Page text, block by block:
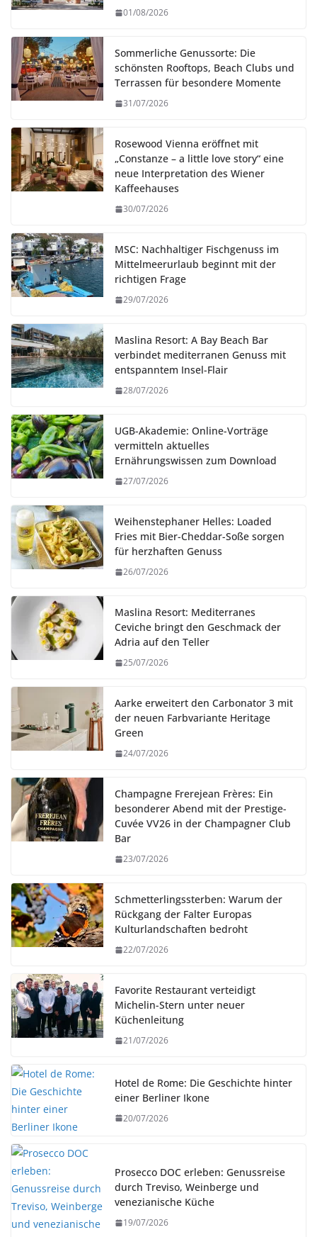
01/08/2026
Sommerliche Genussorte: Die
schönsten Rooftops, Beach Clubs und
Terrassen für besondere Momente
31/07/2026
Rosewood Vienna eröffnet mit
„Constanze – a little love story“ eine
neue Interpretation des Wiener
Kaffeehauses
30/07/2026
MSC: Nachhaltiger Fischgenuss im
Mittelmeerurlaub beginnt mit der
richtigen Frage
29/07/2026
Maslina Resort: A Bay Beach Bar
verbindet mediterranen Genuss mit
entspanntem Insel-Flair
28/07/2026
UGB-Akademie: Online-Vorträge
vermitteln aktuelles
Ernährungswissen zum Download
27/07/2026
Weihenstephaner Helles: Loaded
Fries mit Bier-Cheddar-Soße sorgen
für herzhaften Genuss
26/07/2026
Maslina Resort: Mediterranes
Ceviche bringt den Geschmack der
Adria auf den Teller
25/07/2026
Aarke erweitert den Carbonator 3 mit
der neuen Farbvariante Heritage
Green
24/07/2026
Champagne Frerejean Frères: Ein
besonderer Abend mit der Prestige-
Cuvée VV26 in der Champagner Club
Bar
23/07/2026
Schmetterlingssterben: Warum der
Rückgang der Falter Europas
Kulturlandschaften bedroht
22/07/2026
Favorite Restaurant verteidigt
Michelin-Stern unter neuer
Küchenleitung
21/07/2026
Hotel de Rome: Die Geschichte hinter
einer Berliner Ikone
20/07/2026
Prosecco DOC erleben: Genussreise
durch Treviso, Weinberge und
venezianische Küche
19/07/2026